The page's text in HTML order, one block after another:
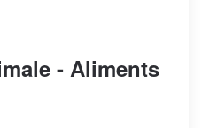
- Aliments